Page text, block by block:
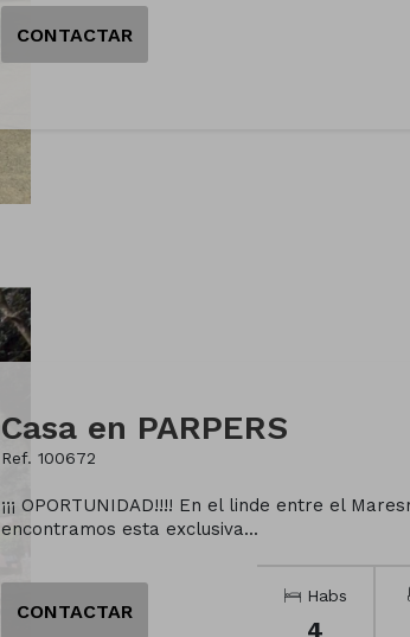
CONTACTAR
Casa en PARPERS
Ref. 100672
¡¡¡ OPORTUNIDAD!!!! En el linde entre el
encontramos esta exclusiva...
CONTACTAR
Habs
4